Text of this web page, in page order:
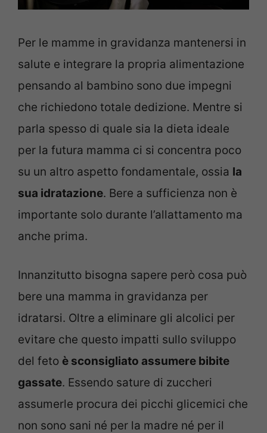
Per le mamme in gravidanza mantenersi in
salute e integrare la propria alimentazione
pensando al bambino sono due impegni
che richiedono totale dedizione. Mentre si
parla spesso di quale sia la dieta ideale
per la futura mamma ci si concentra poco
su un altro aspetto fondamentale, ossia la
sua idratazione. Bere a sufficienza non è
importante solo durante l’allattamento ma
anche prima.
Innanzitutto bisogna sapere però cosa può
bere una mamma in gravidanza per
idratarsi. Oltre a eliminare gli alcolici per
evitare che questo impatti sullo sviluppo
del feto è sconsigliato assumere bibite
gassate. Essendo sature di zuccheri
assumerle procura dei picchi glicemici che
non sono sani né per la madre né per il